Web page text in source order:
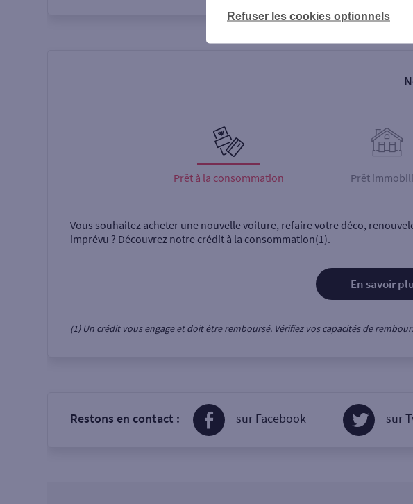
Prêt à la consommation
Vous souhaitez acheter une nouvelle voiture, refaire votre déco,
imprévu ? Découvrez notre crédit à la consommation(1).
En savoir
(1) Un crédit vous engage et doit être remboursé. Vérifiez vos capacités de
Prêt
Restons en contact : sur Facebook sur
Refuser les cookies optionnels